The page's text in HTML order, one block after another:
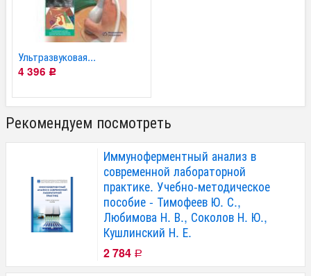
Ультразвуковая...
4 396 Р
Рекомендуем посмотреть
Иммуноферментный анализ в
современной лабораторной
практике. Учебно-методическое
пособие - Тимофеев Ю. С.,
Любимова Н. В., Соколов Н. Ю.,
Кушлинский Н. Е.
2 784 Р